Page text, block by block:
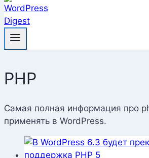
PHP
Самая полная информация про
применять в WordPress.